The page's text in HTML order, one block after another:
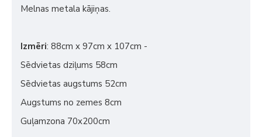
Melnas metala kājiņas.
Izmēri: 88cm x 97cm x 107cm -
Sēdvietas dziļums 58cm
Sēdvietas augstums 52cm
Augstums no zemes 8cm
Guļamzona 70x200cm